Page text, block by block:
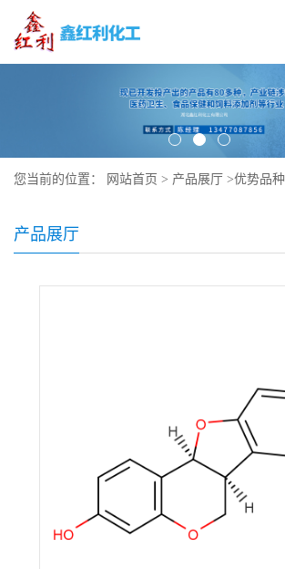
您当前的位置： 网站首页 > 产品展厅 >优势品种
产品展厅